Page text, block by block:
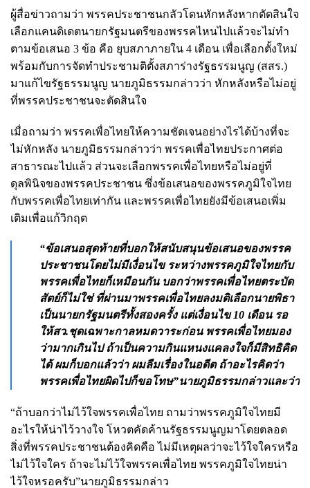
ผู้สื่อข่าวถามว่า พรรคประชาชนกลัวโดนหักหลังหากตัดสินใจ
เลือกแคนดิเดตนายกรัฐมนตรีของพรรคไหนไปแล้วจะไม่ทำ
ตามข้อเสนอ 3 ข้อ คือ ยุบสภาภายใน 4 เดือน เพื่อเลือกตั้งใหม่
พร้อมกับการจัดทำประชามติตั้งสภาร่างรัฐธรรมนูญ (สสร.)
มาแก้ไขรัฐธรรมนูญ นายภูมิธรรมกล่าวว่า หักหลังหรือไม่อยู่
ที่พรรคประชาชนจะตัดสินใจ
เมื่อถามว่า พรรคเพื่อไทยให้ความชัดเจนอย่างไรได้บ้างที่จะ
ไม่หักหลัง นายภูมิธรรมกล่าวว่า พรรคเพื่อไทยประกาศต่อ
สาธารณะไปแล้ว ส่วนจะเลือกพรรคเพื่อไทยหรือไม่อยู่ที่
ดุลพินิจของพรรคประชาชน ซึ่งข้อเสนอของพรรคภูมิใจไทย
กับพรรคเพื่อไทยเท่ากัน และพรรคเพื่อไทยยังมีข้อเสนอเพิ่ม
เติมเพื่อแก้วิกฤต
“ข้อเสนอสุดท้ายที่บอกให้สนับสนุนข้อเสนอของพรรค
ประชาชนโดยไม่มีเงื่อนไข ระหว่างพรรคภูมิใจไทยกับ
พรรคเพื่อไทยก็เหมือนกัน บอกว่าพรรคเพื่อไทยตระบัด
สัตย์ก็ไม่ใช่ ที่ผ่านมาพรรคเพื่อไทยลงมติเลือกนายพิธา
เป็นนายกรัฐมนตรีทั้งสองครั้ง แต่เงื่อนไข 10 เดือน รอ
ให้สว.ชุดเฉพาะกาลหมดวาระก่อน พรรคเพื่อไทยมอง
ว่ามากเกินไป ถ้าเป็นความกินแหนงแคลงใจก็มีสิทธิคิด
ได้ ผมก็บอกแล้วว่า ผมลืมเรื่องในอดีต ถ้าอะไรคิดว่า
พรรคเพื่อไทยผิดไปก็ขอโทษ”นายภูมิธรรมกล่าวและว่า
“ถ้าบอกว่าไม่ไว้ใจพรรคเพื่อไทย ถามว่าพรรคภูมิใจไทยมี
อะไรให้น่าไว้วางใจ โหวตคัดค้านรัฐธรรมนูญมาโดยตลอด
สิ่งที่พรรคประชาชนต้องคิดคือ ไม่มีเหตุผลว่าจะไว้ใจใครหรือ
ไม่ไว้ใจใคร ถ้าจะไม่ไว้ใจพรรคเพื่อไทย พรรคภูมิใจไทยน่า
ไว้ใจหรอครับ”นายภูมิธรรมกล่าว